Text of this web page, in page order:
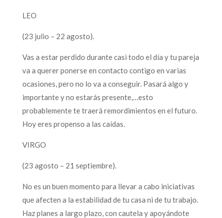
LEO
(23 julio – 22 agosto).
Vas a estar perdido durante casi todo el día y tu pareja
va a querer ponerse en contacto contigo en varias
ocasiones, pero no lo va a conseguir. Pasará algo y
importante y no estarás presente,…esto
probablemente te traerá remordimientos en el futuro.
Hoy eres propenso a las caídas.
VIRGO
(23 agosto – 21 septiembre).
No es un buen momento para llevar a cabo iniciativas
que afecten a la estabilidad de tu casa ni de tu trabajo.
Haz planes a largo plazo, con cautela y apoyándote